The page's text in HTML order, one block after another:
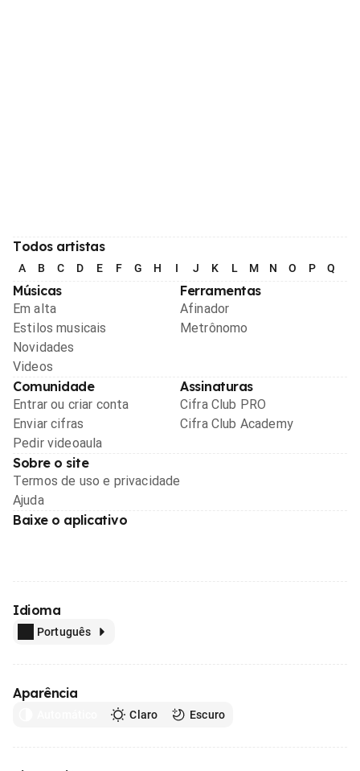
Todos artistas
A B C D E F G H I J K L M N O P Q
Músicas
Em alta
Estilos musicais
Novidades
Videos
Ferramentas
Afinador
Metrônomo
Comunidade
Entrar ou criar conta
Enviar cifras
Pedir videoaula
Assinaturas
Cifra Club PRO
Cifra Club Academy
Sobre o site
Termos de uso e privacidade
Ajuda
Baixe o aplicativo
Idioma
Português
Aparência
Claro Escuro